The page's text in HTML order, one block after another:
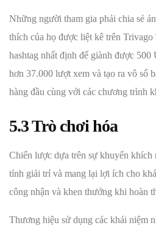
Những người tham gia phải chia sẻ
thích của họ được liệt kê trên Trivago
hashtag nhất định để giành được
hơn 37.000 lượt xem và tạo ra vô số
hàng đầu cùng với các chương trình
5.3 Trò chơi hóa
Chiến lược dựa trên sự khuyến khích
tính giải trí và mang lại lợi ích cho
công nhận và khen thưởng khi hoàn
Thương hiệu sử dụng các khái niệm